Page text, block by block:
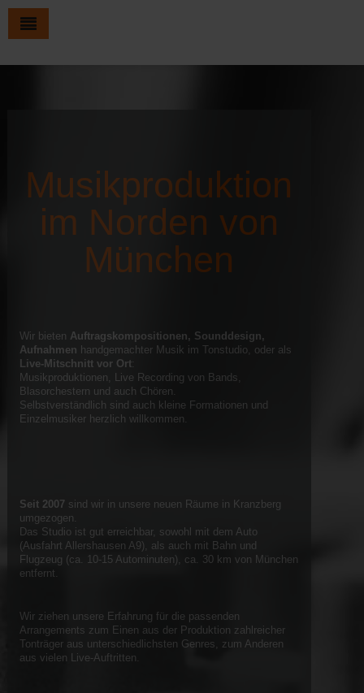
Musikproduktion
im Norden von
München
Wir bieten Auftragskompositionen, Sounddesign,
Aufnahmen handgemachter Musik im Tonstudio, oder als
Live-Mitschnitt vor Ort:
Musikproduktionen, Live Recording von Bands,
Blasorchestern und auch Chören.
Selbstverständlich sind auch kleine Formationen und
Einzelmusiker herzlich willkommen.
Seit 2007 sind wir in unsere neuen Räume in Kranzberg
umgezogen.
Das Studio ist gut erreichbar, sowohl mit dem Auto
(Ausfahrt Allershausen A9), als auch mit Bahn und
Flugzeug (ca. 10-15 Autominuten), ca. 30 km von München
entfernt.
Wir ziehen unsere Erfahrung für die passenden
Arrangements zum Einen aus der Produktion zahlreicher
Tonträger aus unterschiedlichsten Genres, zum Anderen
aus vielen Live-Auftritten.